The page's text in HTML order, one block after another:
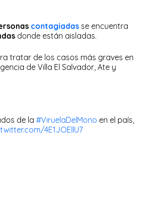
contagiadas se encuentra
donde están aisladas.
tratar de los casos más graves en
de Villa El Salvador, Ate y
de la#ViruelaDelMono en el país,
4E1JOEllU7